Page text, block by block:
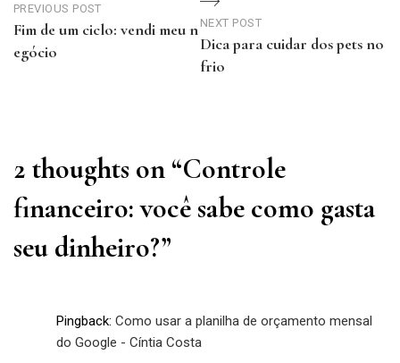
de
Post
PREVIOUS POST
Fim de um ciclo: vendi meu n
egócio
NEXT POST
Dica para cuidar dos pets no
frio
2 thoughts on “Controle
financeiro: você sabe como gasta
seu dinheiro?”
Pingback: Como usar a planilha de orçamento mensal
do Google - Cíntia Costa